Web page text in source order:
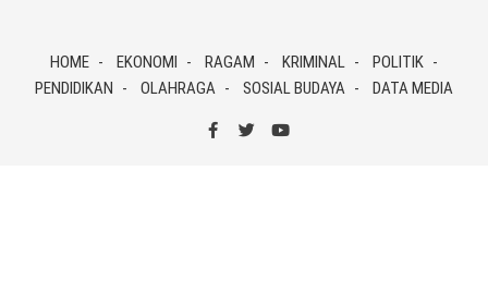
contentHOME EKONOMI RAGAM KRIMINAL
POLITIK
PENDIDIKAN
OLAHRAGA SOSIAL BUDAYA DATA MEDIA